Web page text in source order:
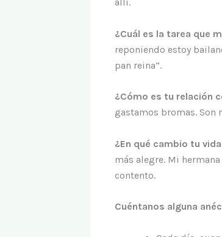
¿Cuál es la tarea que
reponiendo estoy
pan reina”.
¿Cómo es tu relación
gastamos bromas.
¿En qué cambio tu
más alegre. Mi
contento.
Cuéntanos alguna